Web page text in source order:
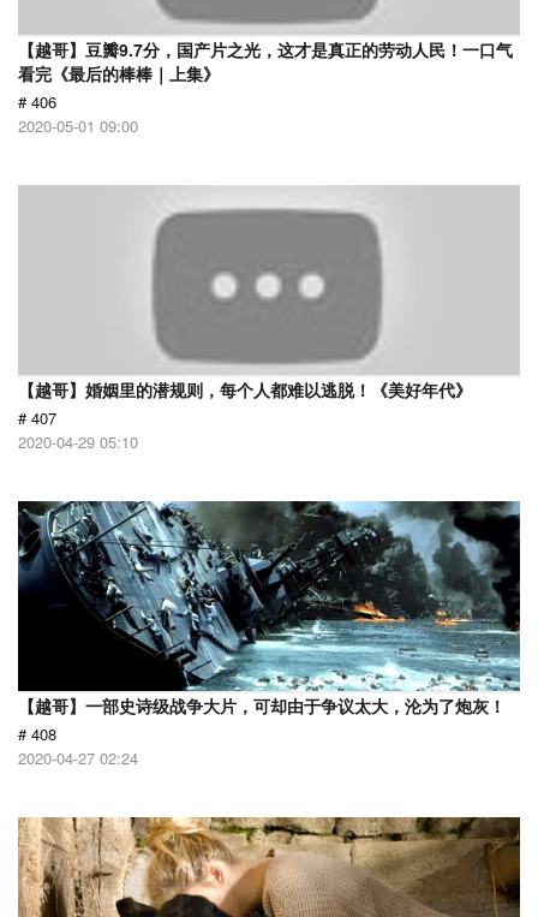
【越哥】豆瓣9.7分，国产片之光，这才是真正的劳动人民！一口气
看完《最后的棒棒｜上集》
# 406
2020-05-01 09:00
【越哥】婚姻里的潜规则，每个人都难以逃脱！《美好年代》
# 407
2020-04-29 05:10
【越哥】一部史诗级战争大片，可却由于争议太大，沦为了炮灰！
# 408
2020-04-27 02:24